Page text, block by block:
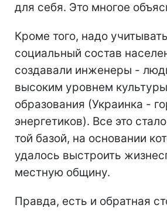
для себя. Это многое
Кроме того, надо
социальный состав
создавали инженеры -
высоким уровнем
образования (Украинка -
энергетиков). Все это
той базой, на основании
удалось выстроить
местную общину.
Правда, есть и обратная